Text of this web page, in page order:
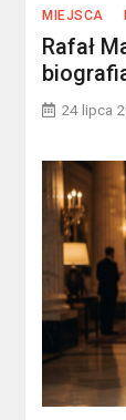
MIEJSCA
Rafał
24 lipca